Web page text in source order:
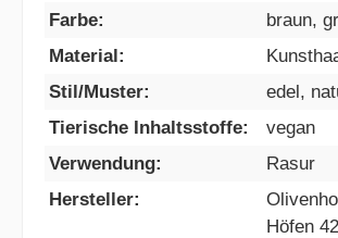
Farbe:
braun,
Material:
Stil/Muster:
edel,
Tierische Inhaltsstoffe:
vegan
Verwendung:
Rasur
Hersteller:
Höfen